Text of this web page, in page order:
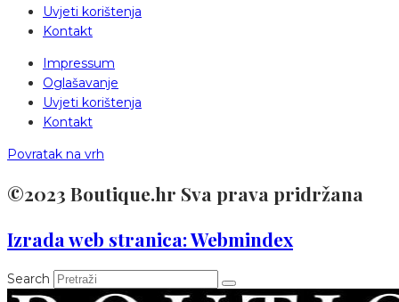
Uvjeti korištenja
Kontakt
Impressum
Oglašavanje
Uvjeti korištenja
Kontakt
Povratak na vrh
©2023 Boutique.hr Sva prava pridržana
Izrada web stranica: Webmindex
Search